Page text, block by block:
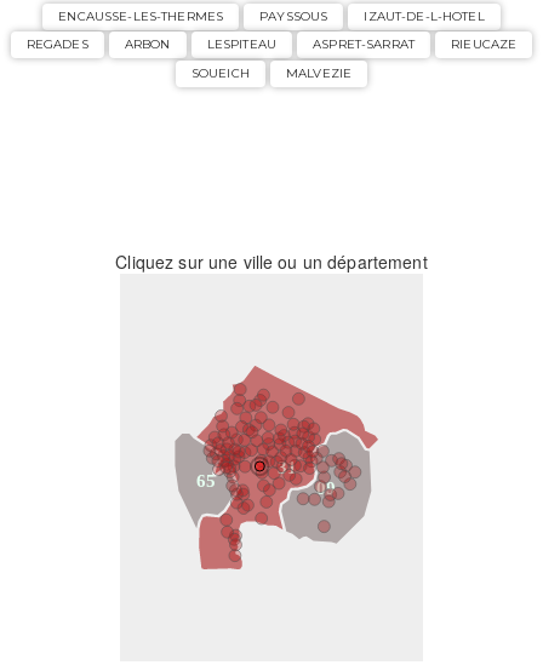
ENCAUSSE-LES-THERMES PAYSSOUS
IZAUT-DE-L-HOTEL
REGADES
ARBON LESPITEAU ASPRET-SARRAT
RIEUCAZE
SOUEICH
MALVEZIE
Cliquez sur une ville ou un département
31
09
65